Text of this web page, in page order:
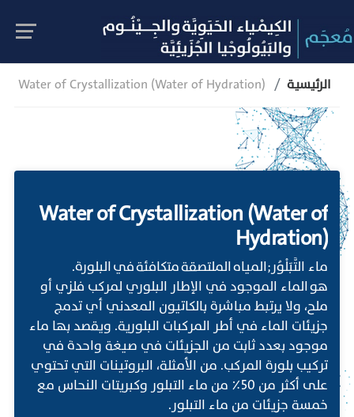
Water of Crystallization (Water of Hydration) الرئيسية
Water of Crystallization (Water of
Hydration)
ماء التَّبَلْوُر;المياه الملتصقة متكافئة في البلورة.
هو الماء الموجود في الإطار البلوري لمركب فلزي أو
ملح، ولا يرتبط مباشرة بالكاتيون المعدني أي تدمج
جزيئات الماء في أطر المركبات البلورية. ويقصد بها ماء
موجود بعدد ثابت من الجزيئات في صيغة واحدة في
تركيب بلورة المركب. من الأمثلة، البروتينات التي تحتوي
على أكثر من 50٪ من ماء التبلور وكبريتات النحاس مع
خمسة جزيئات من ماء التبلور.